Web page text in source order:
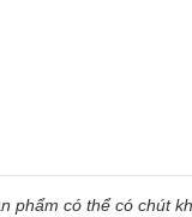
phẩm có thể có chút